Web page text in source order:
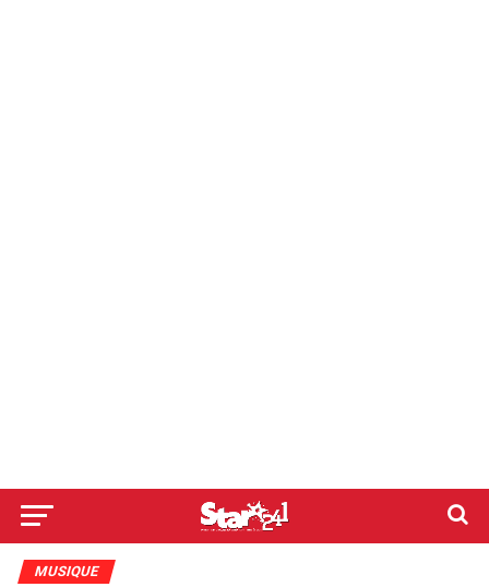
MUSIQUE